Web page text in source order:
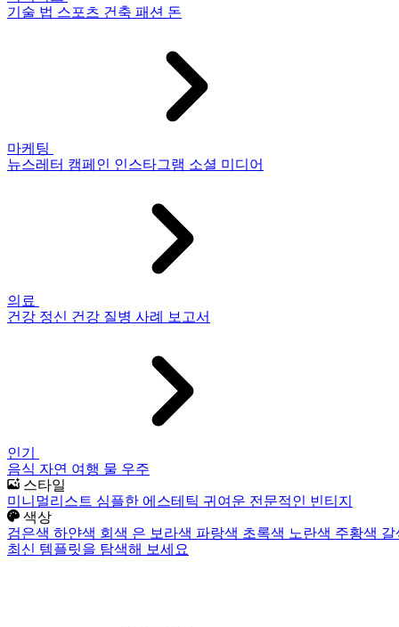
기술 법 스포츠 건축 패션 돈
마케팅
뉴스레터 캠페인 인스타그램 소셜 미디어
의료
건강 정신 건강 질병 사례 보고서
인기
음식 자연 여행 물 우주
스타일
미니멀리스트 심플한 에스테틱 귀여운 전문적인 빈티지
색상
검은색 하얀색 회색 은 보라색 파랑색 초록색 노란색 주황색
최신 템플릿을 탐색해 보세요